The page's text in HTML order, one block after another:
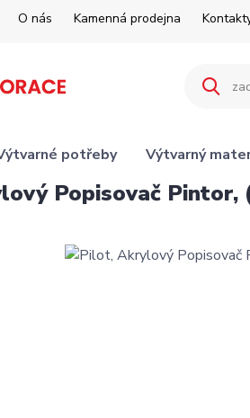
O nás Kamenná prodejna
potřeby Výtvarný
Popisovač Pintor,